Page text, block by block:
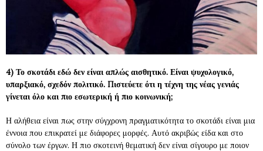
4) Το σκοτάδι εδώ δεν είναι απλώς αισθητικό. Είναι ψυχολογικό,
υπαρξιακό, σχεδόν πολιτικό. Πιστεύετε ότι η τέχνη της νέας γενιάς
γίνεται όλο και πιο εσωτερική ή πιο κοινωνική;
Η αλήθεια είναι πως στην σύγχρονη πραγματικότητα το σκοτάδι είναι μια
έννοια που επικρατεί με διάφορες μορφές. Αυτό ακριβώς είδα και στο
σύνολο των έργων. Η πιο σκοτεινή θεματική δεν είναι σίγουρο με ποιον